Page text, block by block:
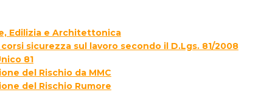
Edilizia e Architettonica
sicurezza sul lavoro secondo il D.Lgs. 81/2008
81
del Rischio da MMC
del Rischio Rumore